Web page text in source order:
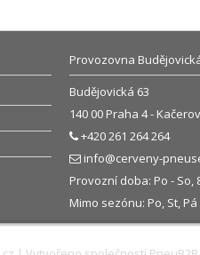
Provozovna
Budějovická 63
140 00 Praha 4 - Kačerov
+420 261 264 264
info@cerveny-
Provozní doba: Po - So,
Mimo sezónu: Po, St, Pá